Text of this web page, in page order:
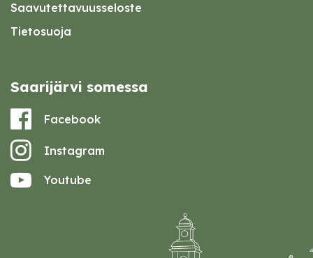
Saavutettavuusseloste
Tietosuoja
Saarijärvi somessa
Facebook
Instagram
Youtube